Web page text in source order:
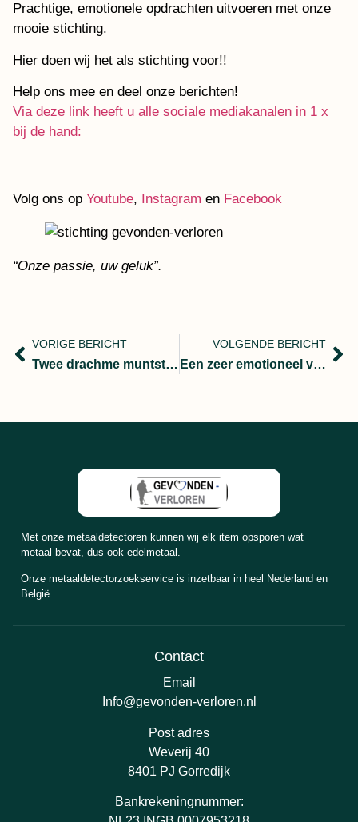
Prachtige, emotionele opdrachten uitvoeren met onze
mooie stichting.
Hier doen wij het als stichting voor!!
Help ons mee en deel onze berichten!
Via deze link heeft u alle sociale mediakanalen in 1 x
bij de hand:
Volg ons op Youtube, Instagram en Facebook
“Onze passie, uw geluk”.
VORIGE BERICHT
Twee drachme muntstuk met gouden omranding en een levensboom hanger verloren
VOLGENDE BERICHT
Een zeer emotioneel verlies van een zegelring in de zee!
Met onze metaaldetectoren kunnen wij elk item opsporen wat
metaal bevat, dus ook edelmetaal.
Onze metaaldetectorzoekservice is inzetbaar in heel Nederland en
België.
Contact
Email
Info@gevonden-verloren.nl
Post adres
Weverij 40
8401 PJ Gorredijk
Bankrekeningnummer: